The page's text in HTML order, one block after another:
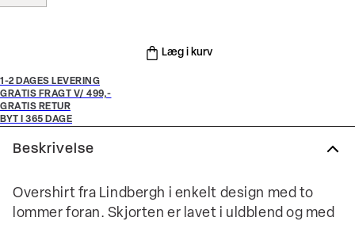
Læg i kurv
1-2 DAGES LEVERING
GRATIS FRAGT V/ 499,-
GRATIS RETUR
BYT I 365 DAGE
Beskrivelse
Overshirt fra Lindbergh i enkelt design med to
lommer foran. Skjorten er lavet i uldblend og med